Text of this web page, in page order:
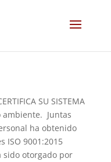
SU SISTEMA
ambiente. Juntas
ha obtenido
ISO 9001:2015
sido otorgado por